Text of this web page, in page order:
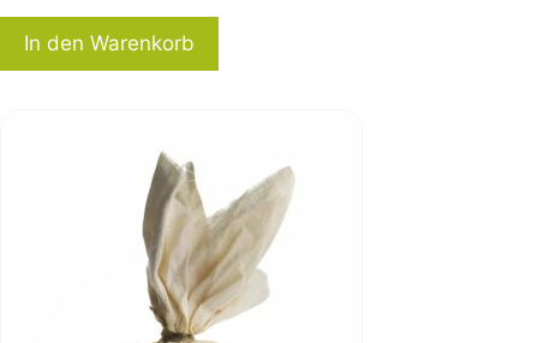
In den Warenkorb